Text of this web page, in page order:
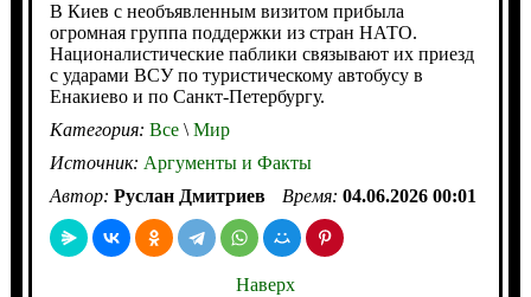
В Киев с необъявленным визитом прибыла
огромная группа поддержки из стран НАТО.
Националистические паблики связывают их приезд
с ударами ВСУ по туристическому автобусу в
Енакиево и по Санкт-Петербургу.
Категория: Все\Мир
Источник: Аргументы и Факты
Автор: Руслан Дмитриев Время: 04.06.2026 00:01
Наверх